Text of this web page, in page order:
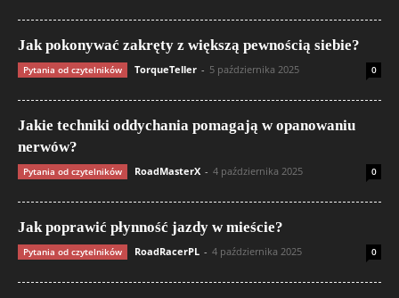
Jak pokonywać zakręty z większą pewnością siebie?
Pytania od czytelników TorqueTeller - 5 października 2025 0
Jakie techniki oddychania pomagają w opanowaniu
nerwów?
Pytania od czytelników RoadMasterX - 4 października 2025 0
Jak poprawić płynność jazdy w mieście?
Pytania od czytelników RoadRacerPL - 4 października 2025 0